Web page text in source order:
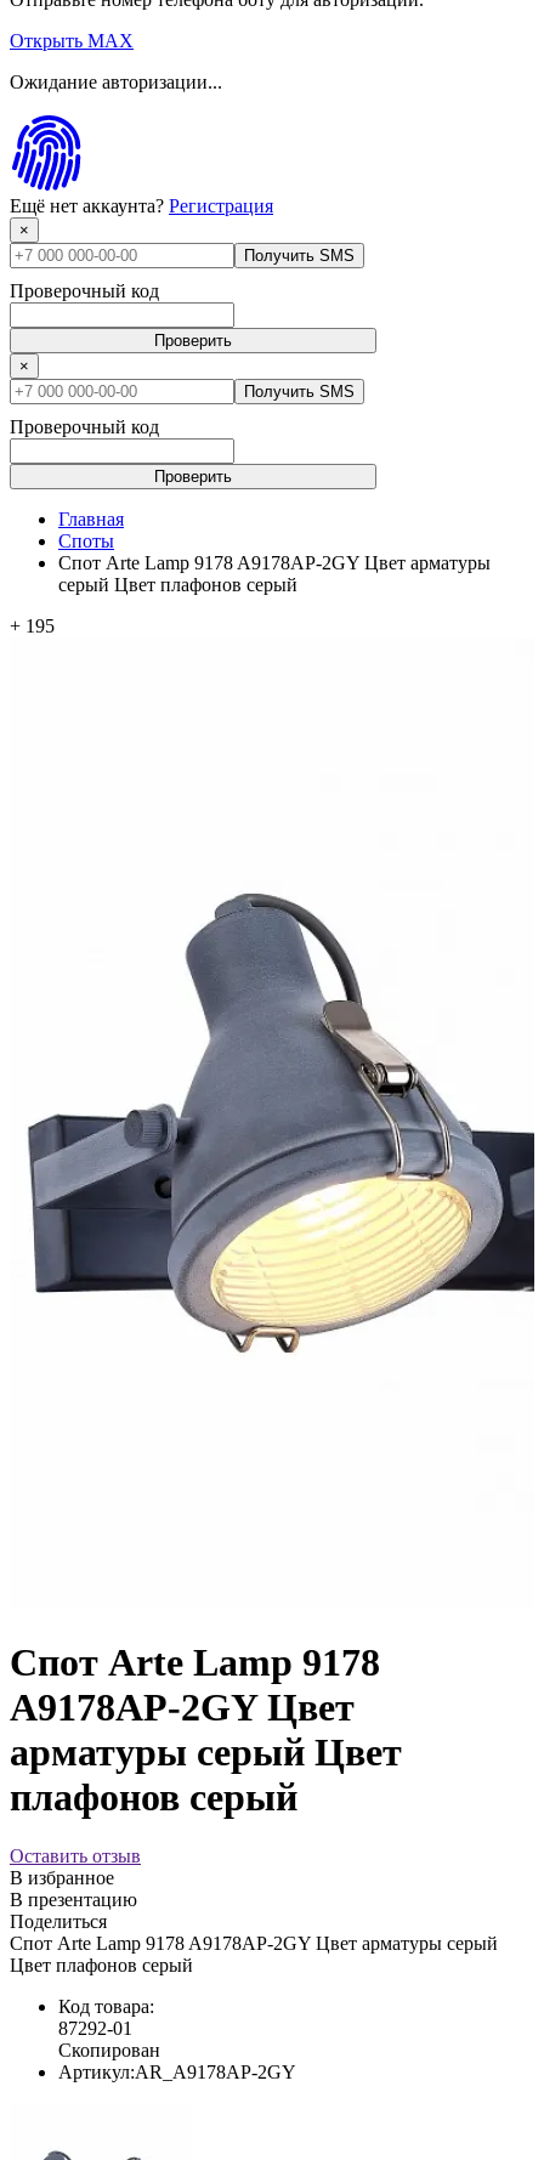
Открыть MAX
Ожидание авторизации...
Ещё нет аккаунта? Регистрация
×
Получить SMS
Проверочный код
Проверить
×
Получить SMS
Проверочный код
Проверить
Главная
Споты
Спот Arte Lamp 9178 A9178AP-2GY Цвет арматуры
серый Цвет плафонов серый
+ 195
Спот Arte Lamp 9178
A9178AP-2GY Цвет
арматуры серый Цвет
плафонов серый
Оставить отзыв
В избранное
В презентацию
Поделиться
Спот Arte Lamp 9178 A9178AP-2GY Цвет арматуры серый
Цвет плафонов серый
Код товара:
87292-01
Скопирован
Артикул:AR_A9178AP-2GY